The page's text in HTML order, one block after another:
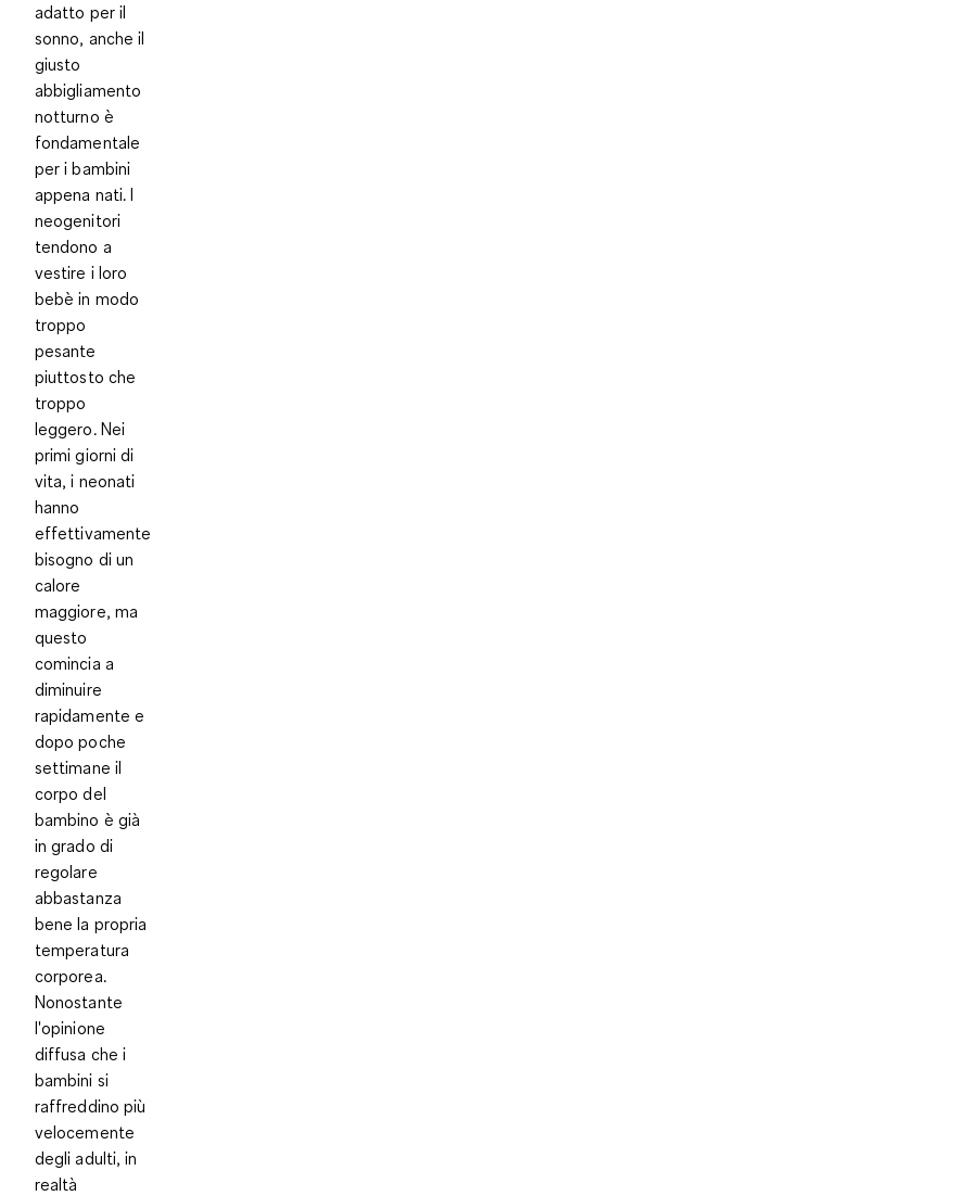
adatto per il
sonno, anche il
giusto
abbigliamento
notturno è
fondamentale
per i bambini
appena nati. I
neogenitori
tendono a
vestire i loro
bebè in modo
troppo
pesante
piuttosto che
troppo
leggero. Nei
primi giorni di
vita, i neonati
hanno
effettivamente
bisogno di un
calore
maggiore, ma
questo
comincia a
diminuire
rapidamente e
dopo poche
settimane il
corpo del
bambino è già
in grado di
regolare
abbastanza
bene la propria
temperatura
corporea.
Nonostante
l'opinione
diffusa che i
bambini si
raffreddino più
velocemente
degli adulti, in
realtà